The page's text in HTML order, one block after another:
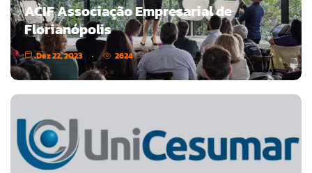
ACIF Associação Empresarial de
Florianópolis
Dez 22, 2023 2624